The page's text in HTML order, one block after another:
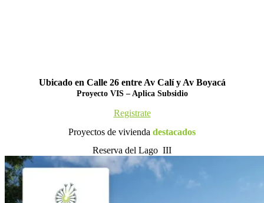
Ubicado en Calle 26 entre Av Calí y Av Boyacá
Proyecto VIS – Aplica Subsidio
Registrate
Proyectos de vivienda destacados
Reserva del Lago III